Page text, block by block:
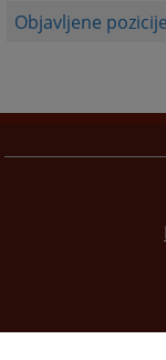
Objavljene pozicije